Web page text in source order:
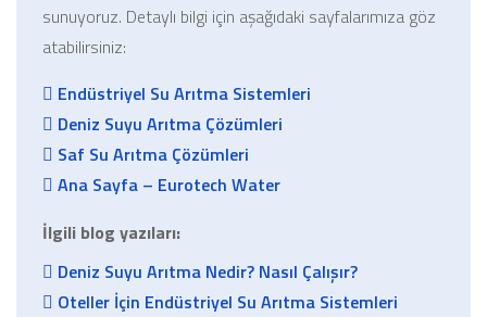
sunuyoruz. Detaylı bilgi için aşağıdaki sayfalarımıza göz
atabilirsiniz:
Endüstriyel Su Arıtma Sistemleri
Deniz Suyu Arıtma Çözümleri
Saf Su Arıtma Çözümleri
Ana Sayfa – Eurotech Water
İlgili blog yazıları:
Deniz Suyu Arıtma Nedir? Nasıl Çalışır?
Oteller İçin Endüstriyel Su Arıtma Sistemleri